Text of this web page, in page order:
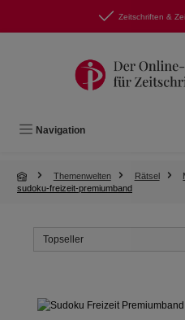
Zum Hauptinhalt springen Zeitschriften &
Navigation
Themenwelten Rätsel
sudoku-freizeit-premiumband